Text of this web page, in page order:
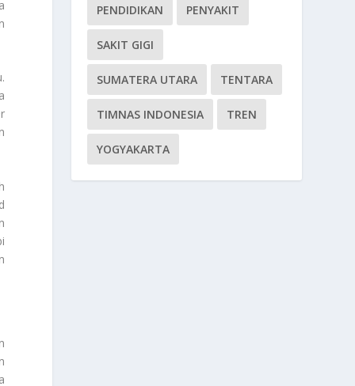
PENDIDIKAN PENYAKIT
SAKIT GIGI
SUMATERA UTARA TENTARA
TIMNAS INDONESIA TREN
YOGYAKARTA